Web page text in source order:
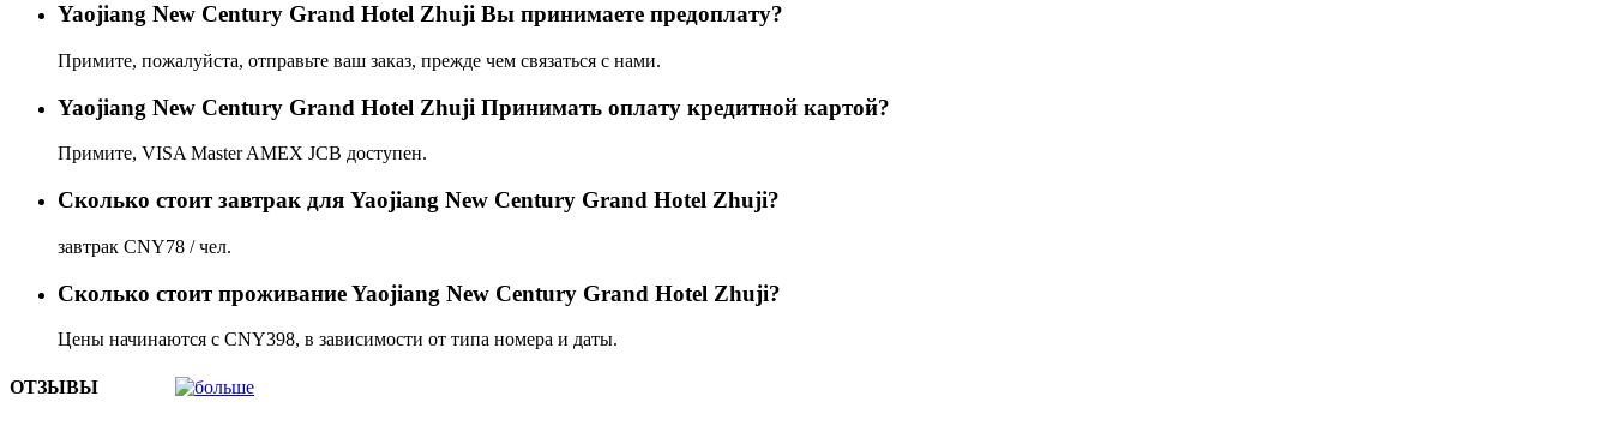
Yaojiang New Century Grand Hotel Zhuji Вы принимаете предоплату?
Примите, пожалуйста, отправьте ваш заказ, прежде чем связаться с нами.
Yaojiang New Century Grand Hotel Zhuji Принимать оплату кредитной картой?
Примите, VISA Master AMEX JCB доступен.
Сколько стоит завтрак для Yaojiang New Century Grand Hotel Zhuji?
завтрак CNY78 / чел.
Сколько стоит проживаниe Yaojiang New Century Grand Hotel Zhuji?
Цены начинаются с CNY398, в зависимости от типа номера и даты.
ОТЗЫВЫ